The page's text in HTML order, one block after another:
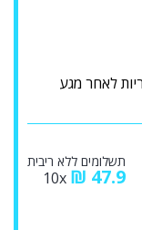
לאחר מגע
תשלומים ללא ריבית
₪ 47.9